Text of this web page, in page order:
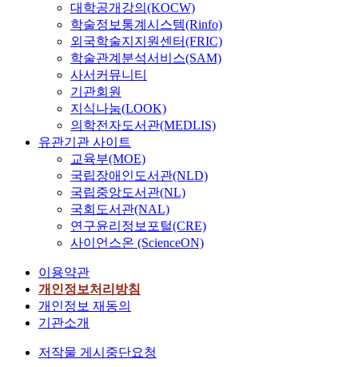
대학공개강의(KOCW)
학술정보통계시스템(Rinfo)
외국학술지지원센터(FRIC)
학술관계분석서비스(SAM)
사서커뮤니티
기관회원
지식나눔(LOOK)
의학전자도서관(MEDLIS)
유관기관 사이트
교육부(MOE)
국립장애인도서관(NLD)
국립중앙도서관(NL)
국회도서관(NAL)
연구윤리정보포털(CRE)
사이언스온 (ScienceON)
이용약관
개인정보처리방침
개인정보 재동의
기관소개
저작물 게시중단요청